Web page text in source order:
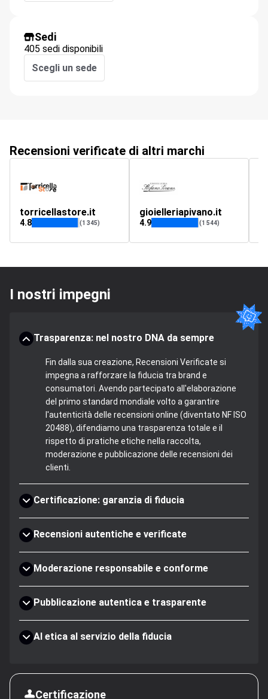
Sedi
405 sedi disponibili
Scegli un sede
Recensioni verificate di altri marchi
torricellastore.it
4.8 (1 345)
gioielleriapivano.it
4.9 (1 544)
I nostri impegni
Trasparenza: nel nostro DNA da sempre
Fin dalla sua creazione, Recensioni Verificate si
impegna a rafforzare la fiducia tra brand e
consumatori. Avendo partecipato all'elaborazione
del primo standard mondiale volto a garantire
l'autenticità delle recensioni online (diventato NF ISO
20488), difendiamo una trasparenza totale e il
rispetto di pratiche etiche nella raccolta,
moderazione e pubblicazione delle recensioni dei
clienti.
Certificazione: garanzia di fiducia
Recensioni autentiche e verificate
Moderazione responsabile e conforme
Pubblicazione autentica e trasparente
AI etica al servizio della fiducia
Certificazione